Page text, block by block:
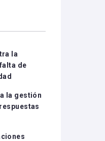
disminuir
el
la
de
la gestión